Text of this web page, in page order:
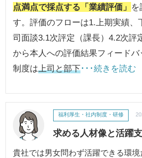
点満点で採点する「業績評価」 を
す。評価のフローは1.上期実績、
司面談3.1次評定（課長）4.2次評
から本人への評価結果フィード
制度は上司と部下･･･続きを読む
求める人材像と活躍
福利厚生・社内制度・研修
貴社では男女問わず活躍できる環境